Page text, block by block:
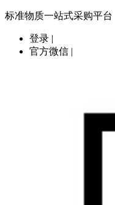
标准物质一站式采购平台
登录 |
官方微信 |